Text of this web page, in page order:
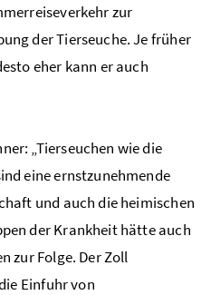
zur
der Tierseuche. Je früher
eher kann er auch
„Tierseuchen wie die
eine ernstzunehmende
und auch die heimischen
der Krankheit hätte auch
zur Folge. Der Zoll
Einfuhr von